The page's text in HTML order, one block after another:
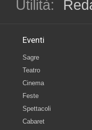
Utilità:
Eventi
Sagre
Teatro
Cinema
Feste
Spettacoli
Cabaret